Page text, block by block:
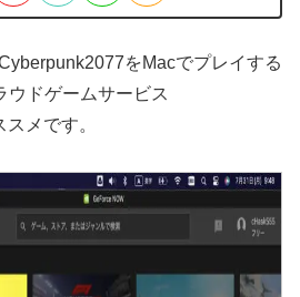
をMacでプレイする
ウドゲームサービス
スメです。